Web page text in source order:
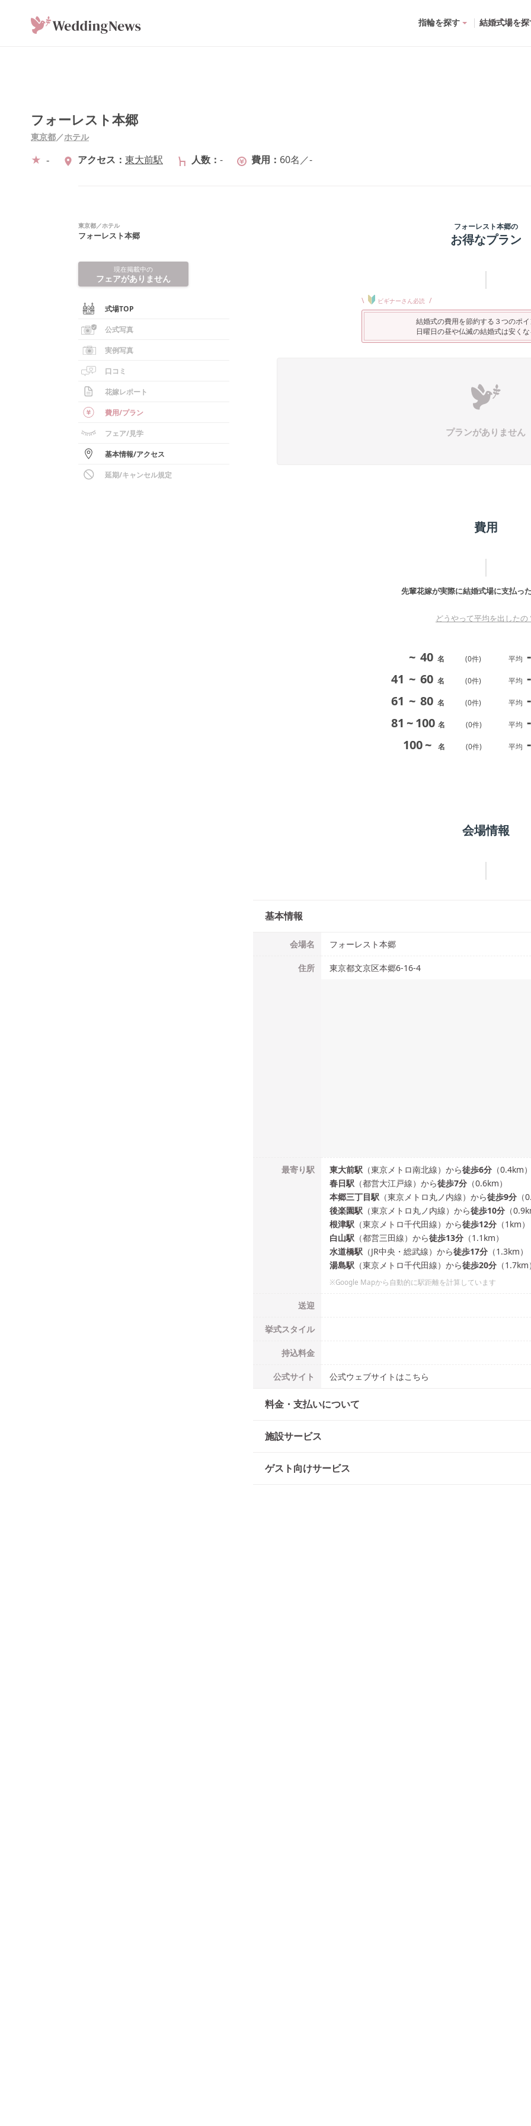
指輪を探す 結婚式場を
フォーレスト本郷
東京都／ホテル
- アクセス 東大前駅 人数 - 費用 60名 ／-
東京都／ホテル
フォーレスト本郷
現在掲載中の
フェアがありません
式場TOP
公式写真
実例写真
口コミ
花嫁レポート
費用/プラン
フェア/見学
基本情報/アクセス
延期/キャンセル規定
フォーレスト本郷の
お得なプラン
\ ビギナーさん必読 /
結婚式の費用を節約する３つのポイ
日曜日の昼や仏滅の結婚式は安くな
プランがありません
費用
先輩花嫁が実際に結婚式場に支払っ
どうやって平均を出したの
~ 40 名 (0件) 平均 -
41 ~ 60 名 (0件) 平均 -
61 ~ 80 名 (0件) 平均 -
81 ~ 100 名 (0件) 平均 -
100~ 名 (0件) 平均 -
会場情報
基本情報
会場名 フォーレスト本郷
住所 東京都文京区本郷6-16-4
最寄り駅 東大前駅 （東京メトロ南北線） から徒歩6分 （0.4km）
春日駅 （都営大江戸線） から徒歩7分 （0.6km）
本郷三丁目駅 （東京メトロ丸ノ内線） から徒歩9分 （
後楽園駅 （東京メトロ丸ノ内線） から徒歩10分 （0.9
根津駅 （東京メトロ千代田線） から徒歩12分 （1 km）
白山駅 （都営三田線） から徒歩13分 （1.1 km）
水道橋駅 （JR中央・総武線） から徒歩17分 （1.3km）
湯島駅 （東京メトロ千代田線） から徒歩20分 （1.7km）
※Google Mapから自動的に駅距離を計算しています
送迎
挙式スタイル
持込料金
公式サイト 公式ウェブサイトはこちら
料金・支払いについて
施設サービス
ゲスト向けサービス